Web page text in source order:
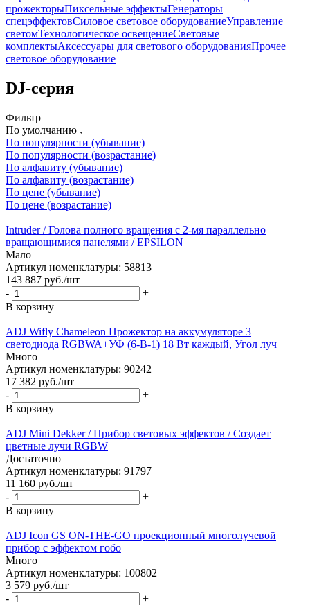
прожекторыПиксельные эффектыГенераторы
спецэффектовСиловое световое оборудованиеУправление
светомТехнологическое освещениеСветовые
комплектыАксессуары для светового оборудованияПрочее
световое оборудование
DJ-серия
Фильтр
По умолчанию
По популярности (убывание)
По популярности (возрастание)
По алфавиту (убывание)
По алфавиту (возрастание)
По цене (убывание)
По цене (возрастание)
Intruder / Голова полного вращения с 2-мя параллельно
вращающимися панелями / EPSILON
Мало
Артикул номенклатуры: 58813
143 887 руб./шт
-
+
В корзину
ADJ Wifly Chameleon Прожектор на аккумуляторе 3
светодиода RGBWA+УФ (6-В-1) 18 Вт каждый, Угол луч
Много
Артикул номенклатуры: 90242
17 382 руб./шт
-
+
В корзину
ADJ Mini Dekker / Прибор световых эффектов / Создает
цветные лучи RGBW
Достаточно
Артикул номенклатуры: 91797
11 160 руб./шт
-
+
В корзину
ADJ Icon GS ON-THE-GO проекционный многолучевой
прибор с эффектом гобо
Много
Артикул номенклатуры: 100802
3 579 руб./шт
-
+